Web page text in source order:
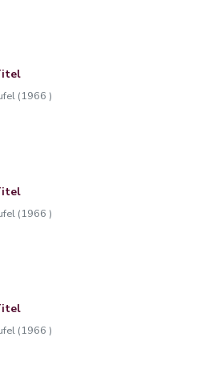
(1966 )
(1966 )
(1966 )